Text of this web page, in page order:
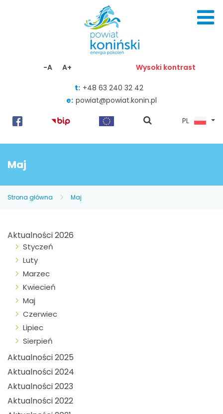
-A A+ Wysoki kontrast
t: +48 63 240 32 42
e: powiat@powiat.konin.pl
pokaż
PL
Maj
Strona główna Maj
Aktualności 2026
Styczeń
Luty
Marzec
Kwiecień
Maj
Czerwiec
Lipiec
Sierpień
Aktualności 2025
Aktualności 2024
Aktualności 2023
Aktualności 2022